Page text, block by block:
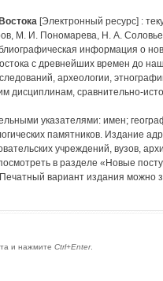
[Электронный ресурс] :
М. И. Пономарева, Н. А.
информация о
с древнейших времен до
археологии,
дисциплинам, сравнительно-
указателями: имен;
памятников. Издание
учреждений, вузов,
в разделе «Новые
Печатный вариант издания можно
и нажмите Ctrl+Enter.